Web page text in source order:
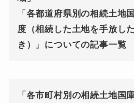
「 各都道府県別の相続土地
度（相続した土地を手放し
き）」についての記事一覧
「各市町村別の相続土地国